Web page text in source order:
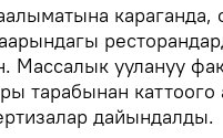
караганда,
Массалык уулануу
тарабынан
дайындалды.